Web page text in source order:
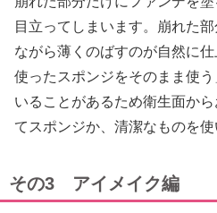
目立ってしまいます。崩れた
ながら薄くのばすのが自然に
使ったスポンジをそのまま使
いることがあるため衛生面か
てスポンジか、清潔なものを使
その3 アイメイク編